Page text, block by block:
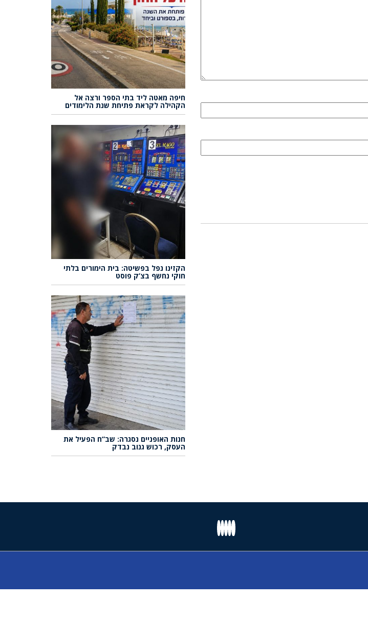
חיפה מאטה ליד בתי הספר ורצה אל
הקהילה לקראת פתיחת שנת הלימודים
הקזינו נפל בפשיטה: בית הימורים בלתי
חוקי נחשף בצ’ק פוסט
חנות האופניים נסגרה: שב”ח הפעיל את
העסק, רכוש גנוב נבדק